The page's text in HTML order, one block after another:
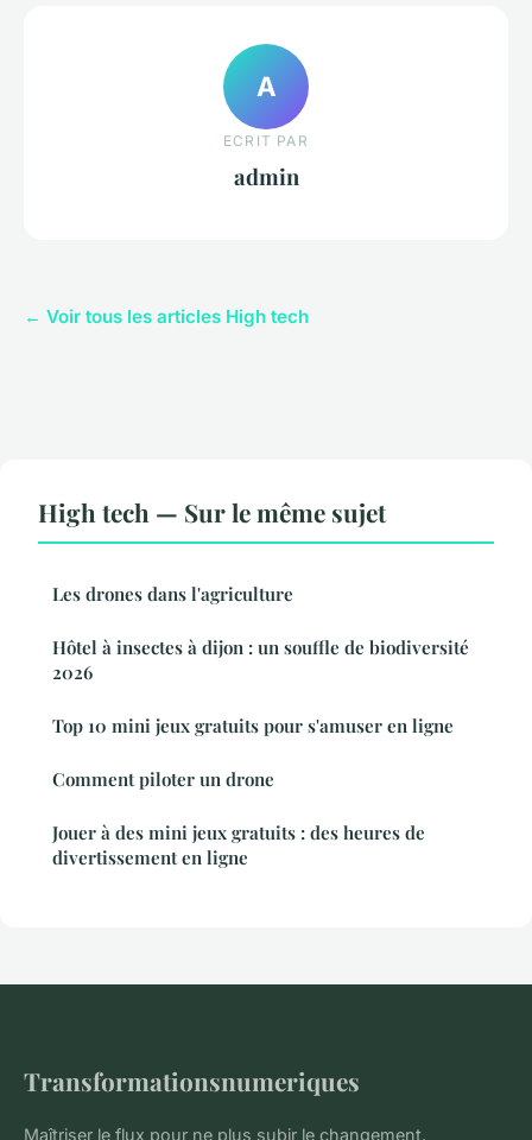
A
ECRIT PAR
admin
← Voir tous les articles High tech
High tech — Sur le même sujet
Les drones dans l'agriculture
Hôtel à insectes à dijon : un souffle de biodiversité
2026
Top 10 mini jeux gratuits pour s'amuser en ligne
Comment piloter un drone
Jouer à des mini jeux gratuits : des heures de
divertissement en ligne
Transformationsnumeriques
Maîtriser le flux pour ne plus subir le changement.